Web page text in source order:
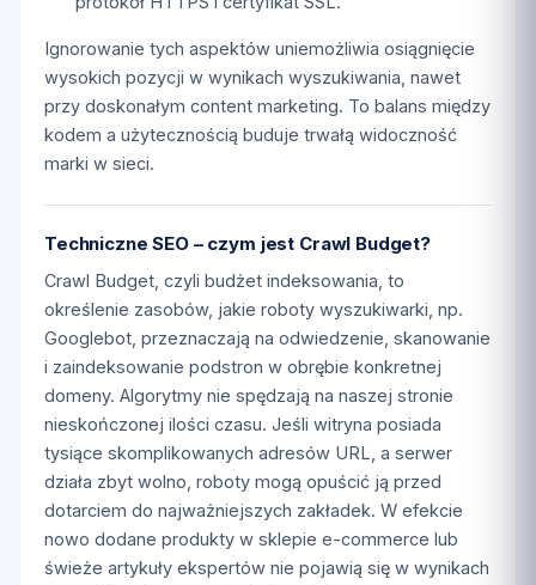
Ignorowanie tych aspektów uniemożliwia osiągnięcie
wysokich pozycji w wynikach wyszukiwania, nawet
przy doskonałym content marketing. To balans między
kodem a użytecznością buduje trwałą widoczność
marki w sieci.
Techniczne SEO – czym jest Crawl Budget?
Crawl Budget, czyli budżet indeksowania, to
określenie zasobów, jakie roboty wyszukiwarki, np.
Googlebot, przeznaczają na odwiedzenie, skanowanie
i zaindeksowanie podstron w obrębie konkretnej
domeny. Algorytmy nie spędzają na naszej stronie
nieskończonej ilości czasu. Jeśli witryna posiada
tysiące skomplikowanych adresów URL, a serwer
działa zbyt wolno, roboty mogą opuścić ją przed
dotarciem do najważniejszych zakładek. W efekcie
nowo dodane produkty w sklepie e-commerce lub
świeże artykuły ekspertów nie pojawią się w wynikach